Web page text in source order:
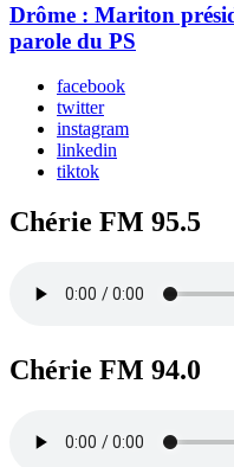
Drôme : Mariton
parole du PS
facebook
twitter
instagram
linkedin
tiktok
Chérie FM 95.5
Chérie FM 94.0